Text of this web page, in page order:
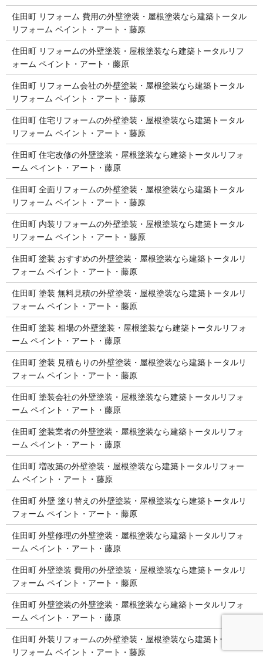
住田町 リフォーム 費用の外壁塗装・屋根塗装なら建築トータル
リフォーム ペイント・アート・藤原
住田町 リフォームの外壁塗装・屋根塗装なら建築トータルリフ
ォーム ペイント・アート・藤原
住田町 リフォーム会社の外壁塗装・屋根塗装なら建築トータル
リフォーム ペイント・アート・藤原
住田町 住宅リフォームの外壁塗装・屋根塗装なら建築トータル
リフォーム ペイント・アート・藤原
住田町 住宅改修の外壁塗装・屋根塗装なら建築トータルリフォ
ーム ペイント・アート・藤原
住田町 全面リフォームの外壁塗装・屋根塗装なら建築トータル
リフォーム ペイント・アート・藤原
住田町 内装リフォームの外壁塗装・屋根塗装なら建築トータル
リフォーム ペイント・アート・藤原
住田町 塗装 おすすめの外壁塗装・屋根塗装なら建築トータルリ
フォーム ペイント・アート・藤原
住田町 塗装 無料見積の外壁塗装・屋根塗装なら建築トータルリ
フォーム ペイント・アート・藤原
住田町 塗装 相場の外壁塗装・屋根塗装なら建築トータルリフォ
ーム ペイント・アート・藤原
住田町 塗装 見積もりの外壁塗装・屋根塗装なら建築トータルリ
フォーム ペイント・アート・藤原
住田町 塗装会社の外壁塗装・屋根塗装なら建築トータルリフォ
ーム ペイント・アート・藤原
住田町 塗装業者の外壁塗装・屋根塗装なら建築トータルリフォ
ーム ペイント・アート・藤原
住田町 増改築の外壁塗装・屋根塗装なら建築トータルリフォー
ム ペイント・アート・藤原
住田町 外壁 塗り替えの外壁塗装・屋根塗装なら建築トータルリ
フォーム ペイント・アート・藤原
住田町 外壁修理の外壁塗装・屋根塗装なら建築トータルリフォ
ーム ペイント・アート・藤原
住田町 外壁塗装 費用の外壁塗装・屋根塗装なら建築トータルリ
フォーム ペイント・アート・藤原
住田町 外壁塗装の外壁塗装・屋根塗装なら建築トータルリフォ
ーム ペイント・アート・藤原
住田町 外装リフォームの外壁塗装・屋根塗装なら建築トータル
リフォーム ペイント・アート・藤原